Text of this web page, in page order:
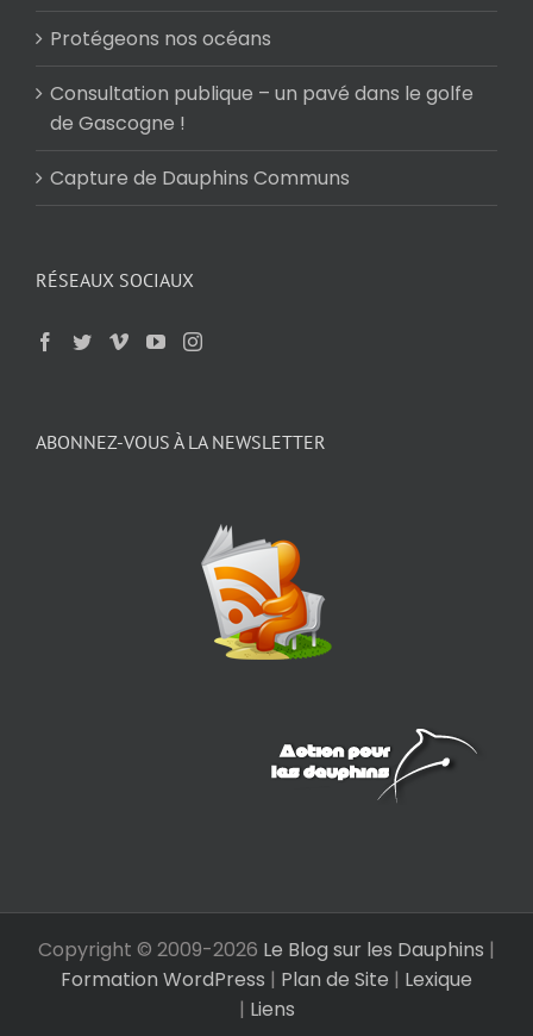
Protégeons nos océans
Consultation publique – un pavé dans le golfe
de Gascogne !
Capture de Dauphins Communs
RÉSEAUX SOCIAUX
ABONNEZ-VOUS À LA NEWSLETTER
Copyright © 2009-2026 Le Blog sur les Dauphins |
Formation WordPress | Plan de Site | Lexique
| Liens